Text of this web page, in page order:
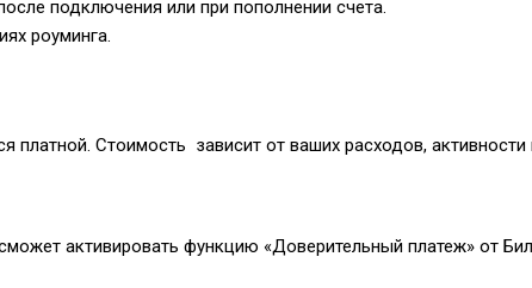
подключения или при пополнении счета.
роуминга.
платной. Стоимость зависит от ваших расходов,
активировать функцию «Доверительный платеж» от